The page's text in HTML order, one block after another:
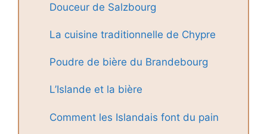
Douceur de Salzbourg
La cuisine traditionnelle de Chypre
Poudre de bière du Brandebourg
L’Islande et la bière
Comment les Islandais font du pain